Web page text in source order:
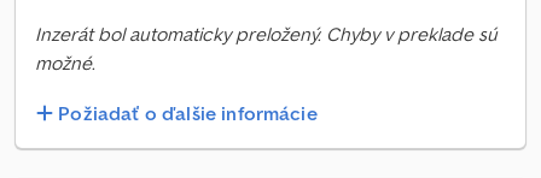
Inzerát bol automaticky preložený. Chyby v preklade sú
možné.
Požiadať o ďalšie informácie